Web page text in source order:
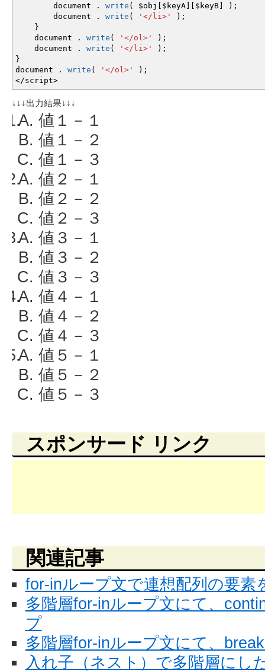
document . write ( $obj $keyA $keyB ) ;
document . write ( '</li>' ) ;
}
document . write ( '</ol>' ) ;
document . write ( '</li>' ) ;
}
document . write ( '</ol>' ) ;
</script>
↓↓↓出力結果↓↓↓
値１－１
値１－２
値１－３
値２－１
値２－２
値２－３
値３－１
値３－２
値３－３
値４－１
値４－２
値４－３
値５－１
値５－２
値５－３
スポンサード リンク
関連記事
for-inループ文で連想配列の要素
多階層for-inループ文にて、
プ
多階層for-inループ文にて、
入れ子（ネスト）で多階層にし